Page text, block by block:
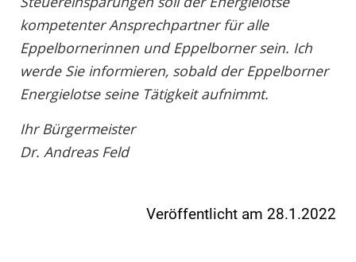
kompetenter Ansprechpartner für alle
Eppelbornerinnen und Eppelborner sein. Ich
werde Sie informieren, sobald der Eppelborner
Energielotse seine Tätigkeit aufnimmt.
Ihr Bürgermeister
Dr. Andreas Feld
Veröffentlicht am 28.1.2022